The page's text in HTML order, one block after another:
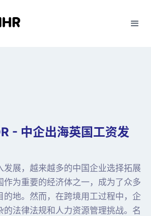
- 中企出海英国工资发
发展，越来越多的中国企业选择拓展
作为重要的经济体之一，成为了众多
的地。然而，在跨境用工过程中，企
的法律法规和人力资源管理挑战。名